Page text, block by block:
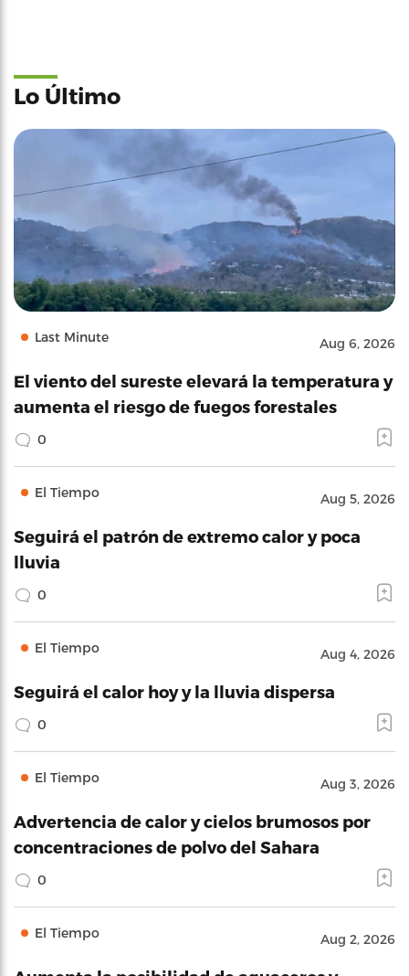
Lo Último
Last Minute Aug 6, 2026
El viento del sureste elevará la temperatura y
aumenta el riesgo de fuegos forestales
0
El Tiempo Aug 5, 2026
Seguirá el patrón de extremo calor y poca
lluvia
0
El Tiempo Aug 4, 2026
Seguirá el calor hoy y la lluvia dispersa
0
El Tiempo Aug 3, 2026
Advertencia de calor y cielos brumosos por
concentraciones de polvo del Sahara
0
El Tiempo Aug 2, 2026